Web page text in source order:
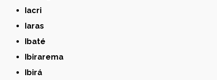
Iacri
Iaras
Ibaté
Ibirarema
Ibirá